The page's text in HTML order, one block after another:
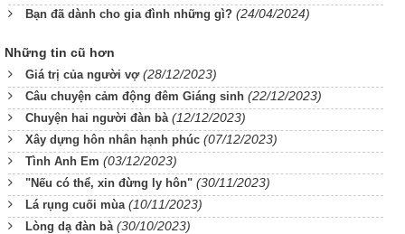
Bạn đã dành cho gia đình những gì? (24/04/2024)
Những tin cũ hơn
Giá trị của người vợ (28/12/2023)
Câu chuyện cảm động đêm Giáng sinh (22/12/2023)
Chuyện hai người đàn bà (12/12/2023)
Xây dựng hôn nhân hạnh phúc (07/12/2023)
Tình Anh Em (03/12/2023)
"Nếu có thể, xin đừng ly hôn" (30/11/2023)
Lá rụng cuối mùa (10/11/2023)
Lòng dạ đàn bà (30/10/2023)